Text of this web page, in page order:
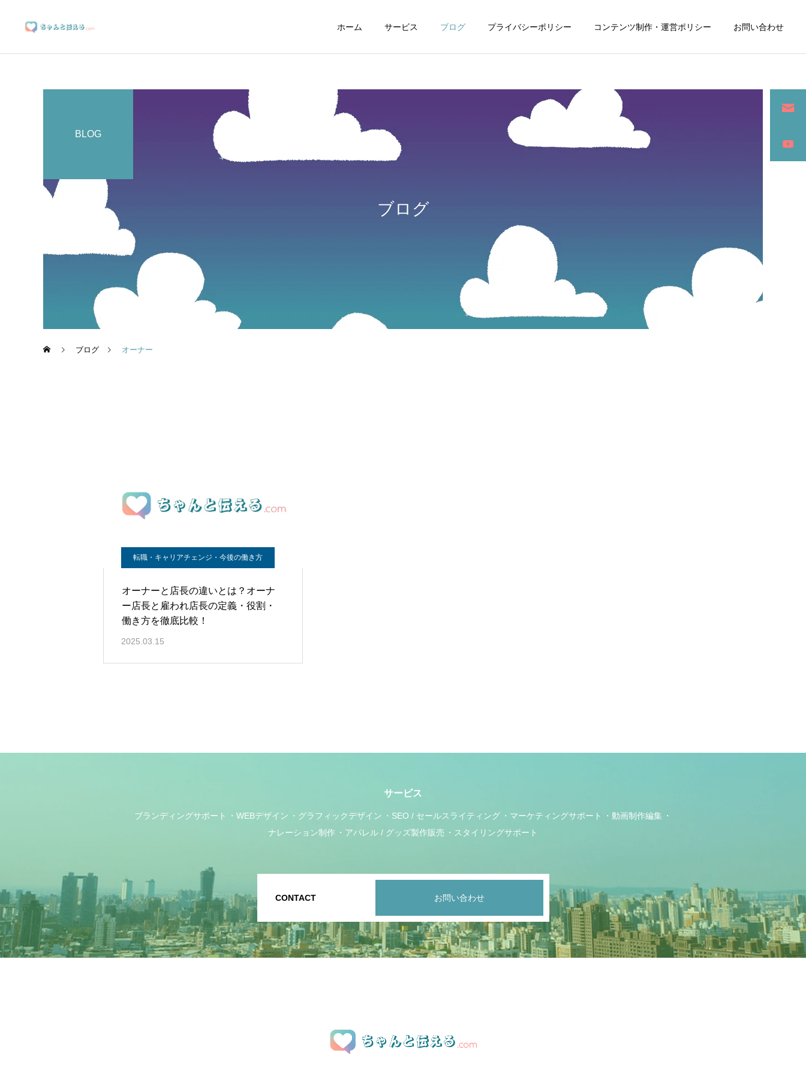
ホーム サービス ブログ プライバシーポリシー コンテンツ制作・運営ポリシー お問い合わせ
詳細を見る
ブランディングサポート グラフィックデザイン SEO / セールスライティング
ブログ
BLOG
ブログ オーナー
転職・キャリアチェンジ・今後の働き方
オーナーと店長の違いとは？オーナ
ー店長と雇われ店長の定義・役割・
働き方を徹底比較！
2025.03.15
サービス
ブランディングサポート WEBデザイン グラフィックデザイン SEO / セールスライティング マーケティングサポート
動画制作編集
ナレーション制作
アパレル / グッズ製作販売 スタイリングサポート
CONTACT お問い合わせ